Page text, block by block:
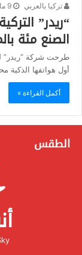
تركيا بالعربي 9 مارس، 2019
“ريدر”
الصنع مئة
طرحت شركة “ريدر”
أول هواتفها الذكية
أكمل القراءة »
الطقس